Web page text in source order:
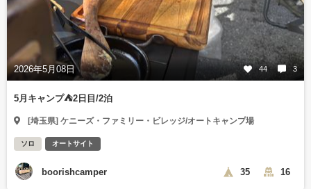
2026年5月08日 44 3
5月キャンプ⛺️2日目/2泊
[埼玉県] ケニーズ・ファミリー・ビレッジ/オートキャンプ場
ソロ オートサイト
boorishcamper 35 16